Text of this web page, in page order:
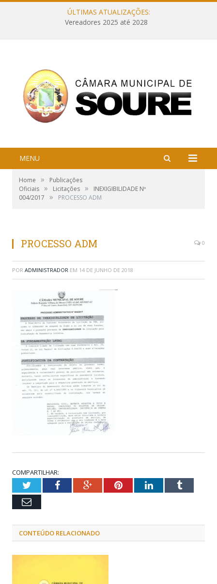
ÚLTIMAS ATUALIZAÇÕES:
Vereadores 2025 até 2028
MENU
Home »
Publicações
Oficiais » Licitações »
INEXIGIBILIDADE Nº
004/2017
» PROCESSO ADM
PROCESSO ADM 0
POR ADMINISTRADOR EM 14 DE JUNHO DE 2018
COMPARTILHAR:
TwitterFacebookGoogle+PinterestLinkedInTumblr
Email
CONTEÚDO RELACIONADO